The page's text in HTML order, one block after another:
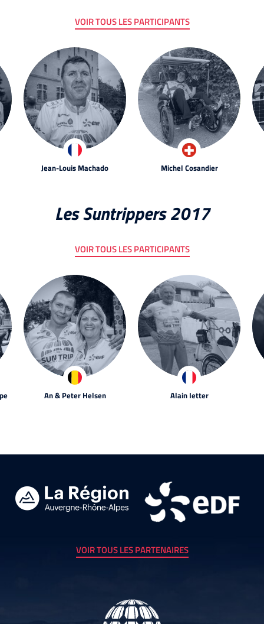
VOIR TOUS LES PARTICIPANTS
Jean-Louis Machado Michel Cosandier
Les Suntrippers 2017
VOIR TOUS LES PARTICIPANTS
An & Peter Helsen Alain Ietter
VOIR TOUS LES PARTENAIRES